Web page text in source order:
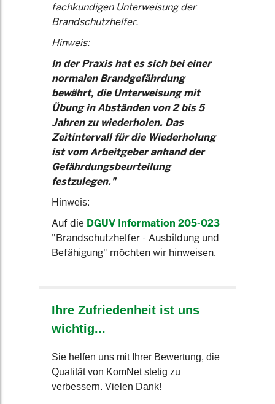
fachkundigen Unterweisung der
Brandschutzhelfer.
Hinweis:
In der Praxis hat es sich bei einer
normalen Brandgefährdung
bewährt, die Unterweisung mit
Übung in Abständen von 2 bis 5
Jahren zu wiederholen. Das
Zeitintervall für die Wiederholung
ist vom Arbeitgeber anhand der
Gefährdungsbeurteilung
festzulegen."
Hinweis:
Auf die DGUV Information 205-023
"Brandschutzhelfer - Ausbildung und
Befähigung" möchten wir hinweisen.